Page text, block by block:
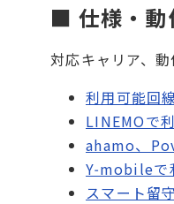
■ 仕様・動
対応キャリア、
利用可能回
LINEMOで
ahamo、
Y-mobileで
スマート留